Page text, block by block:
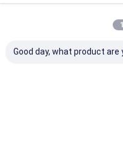
Good day, what product are